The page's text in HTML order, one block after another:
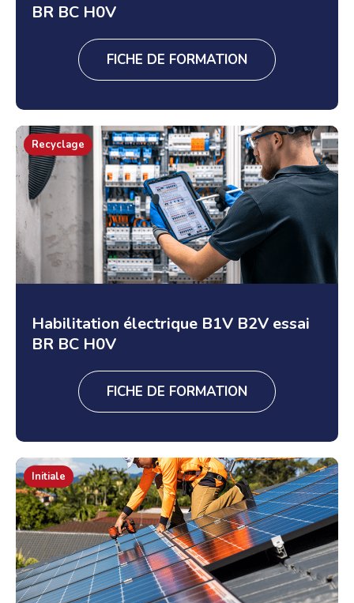
BR BC H0V
FICHE DE FORMATION
Recyclage
Habilitation électrique B1V B2V essai
BR BC H0V
FICHE DE FORMATION
Initiale